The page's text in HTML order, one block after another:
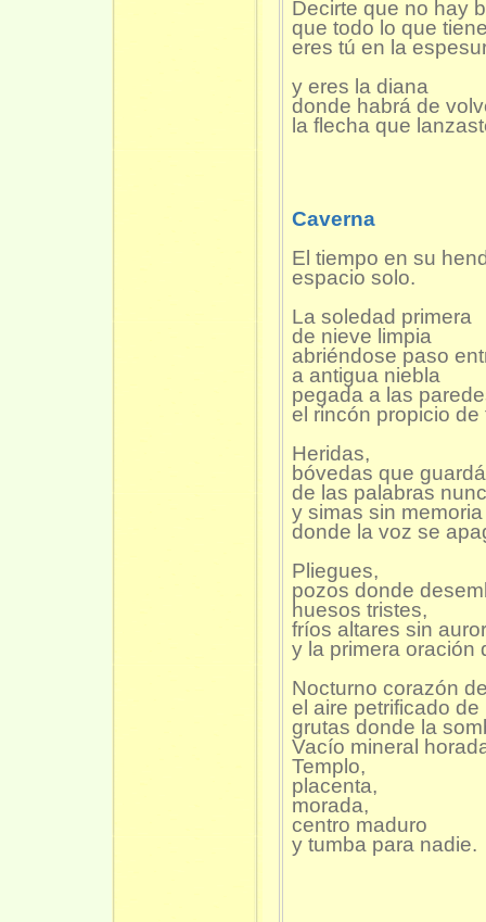
Decirte que no hay
que todo lo que
eres tú en la
y eres la diana
donde habrá de
la flecha que
Caverna
El tiempo en su
espacio solo.
La soledad primera
de nieve limpia
abriéndose paso
a antigua niebla
pegada a las
el rincón propicio
Heridas,
bóvedas que
de las palabras
y simas sin memoria
donde la voz se
Pliegues,
pozos donde
huesos tristes,
fríos altares sin
y la primera oración
Nocturno corazón
el aire petrificado
grutas donde la
Vacío mineral
Templo,
placenta,
morada,
centro maduro
y tumba para